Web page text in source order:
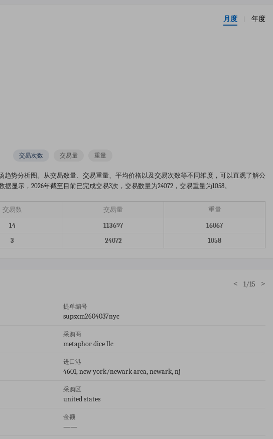
月度 年度
交易次数 交易量 重量
趋势分析图。从交易数量、交易重量、平均价格以及交易次数等不同维度，可以直观了解公
显示，2026年截至目前已完成交易3次，交易数量为24072，交易重量为1058。
交易数 交易量 重量
14 113697
16067
3 24072 1058
< 1/15 >
提单编号
supsxm2604037nyc
采购商
metaphor dice llc
进口港
4601, new york/newark area, newark, nj
采购区
united states
金额
——